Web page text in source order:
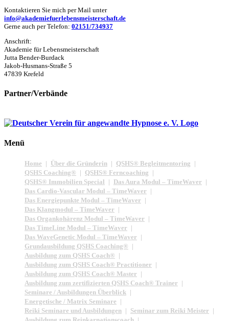
Kontaktieren Sie mich per Mail unter
info@akademiefuerlebensmeisterschaft.de
Gerne auch per Telefon: 02151/734937
Anschrift:
Akademie für Lebensmeisterschaft
Jutta Bender-Burdack
Jakob-Husmans-Straße 5
47839 Krefeld
Partner/Verbände
Menü
Home Über die Gründerin
QSHS® Begleitmentoring
QSHS Coaching®
QSHS® Ferncoaching
QSHS® Immobilien Special
Das Aura Modul – TimeWaver
Das Cardio-Vascular Modul – TimeWaver
Das Energiepunkte Modul – TimeWaver
Das Klangmodul – TimeWaver
Das Organkohärenz Modul – TimeWaver
Das TimeLine Modul – TimeWaver
Das WaveGenetic Modul – TimeWaver
Grundausbildung QSHS Coaching®
Ausbildung zum QSHS Coach®
Ausbildung zum QSHS Coach® Practitioner
Ausbildung zum QSHS Coach® Master
Ausbildung zum zertifizierten QSHS Coach® Trainer
Seminare / Ausbildungen Überblick
Energetische / Matrix Seminare
Reiki Seminare und Ausbildungen
Seminar zum Reiki Meister